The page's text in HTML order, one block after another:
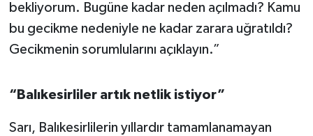
bekliyorum. Bugüne kadar neden açılmadı? Kamu
bu gecikme nedeniyle ne kadar zarara uğratıldı?
Gecikmenin sorumlularını açıklayın.”
“Balıkesirliler artık netlik istiyor”
Sarı, Balıkesirlilerin yıllardır tamamlanamayan